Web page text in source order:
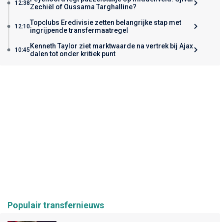
12:38Zechiël of Oussama Targhalline?
12:10Topclubs Eredivisie zetten belangrijke stap met
ingrijpende transfermaatregel
10:45 Kenneth Taylor ziet marktwaarde na vertrek bij Ajax
dalen tot onder kritiek punt
Populair transfernieuws